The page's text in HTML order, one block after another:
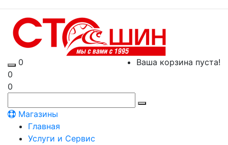
0
Ваша корзина пуста!
0
0
Магазины
Главная
Услуги и Сервис